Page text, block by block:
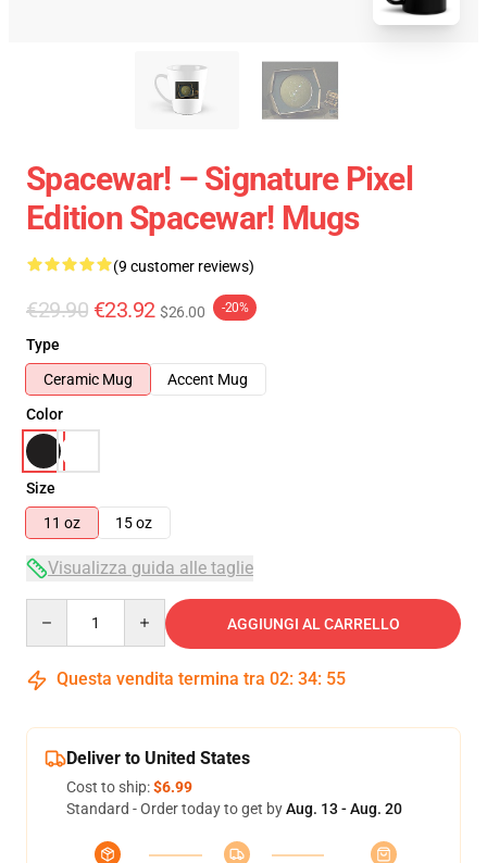
Spacewar! – Signature Pixel
Edition Spacewar! Mugs
(9 customer reviews)
€29.90 €23.92 $26.00 -20%
Type
Ceramic Mug
Accent Mug
Color
Size
11 oz
15 oz
Visualizza guida alle taglie
AGGIUNGI AL CARRELLO
Questa vendita termina tra 02: 34: 54
Deliver to United States
Cost to ship:$6.99
Standard - Order today to get byAug. 13 - Aug. 20